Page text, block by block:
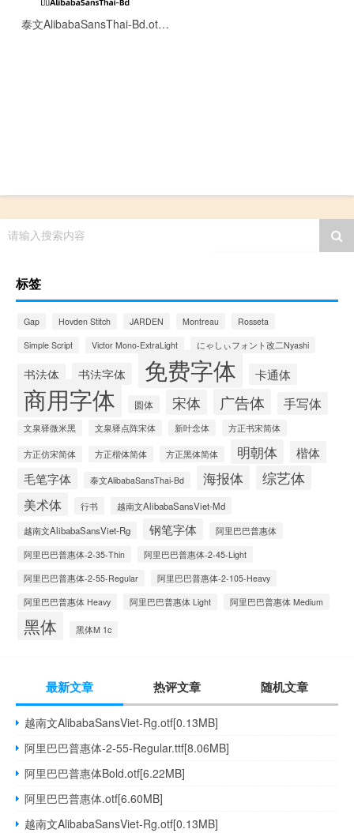
泰文AlibabaSansThai-Bd.otf[0.15MB]
请输入搜索内容
标签
Gap Hovden Stitch JARDEN Montreau
Rosseta
Simple Script
Victor Mono-ExtraLight にゃしぃフォント改二Nyashi
书法体 书法字体 免费字体 卡通体
商用字体 圆体 宋体 广告体 手写体
文泉驿微米黑 文泉驿点阵宋体 新叶念体 方正书宋简体
方正仿宋简体 方正楷体简体 方正黑体简体 明朝体 楷体
毛笔字体 泰文AlibabaSansThai-Bd 海报体 综艺体
美术体 行书
越南文AlibabaSansViet-Md
越南文AlibabaSansViet-Rg
钢笔字体
阿里巴巴普惠体
阿里巴巴普惠体-2-35-Thin
阿里巴巴普惠体-2-45-Light
阿里巴巴普惠体-2-55-Regular
阿里巴巴普惠体-2-105-Heavy
阿里巴巴普惠体 Heavy
阿里巴巴普惠体 Light 阿里巴巴普惠体 Medium
黑体 黑体M 1c
最新文章 热评文章 随机文章
越南文AlibabaSansViet-Rg.otf[0.13MB]
阿里巴巴普惠体-2-55-Regular.ttf[8.06MB]
阿里巴巴普惠体Bold.otf[6.22MB]
阿里巴巴普惠体.otf[6.60MB]
越南文AlibabaSansViet-Rg.otf[0.13MB]